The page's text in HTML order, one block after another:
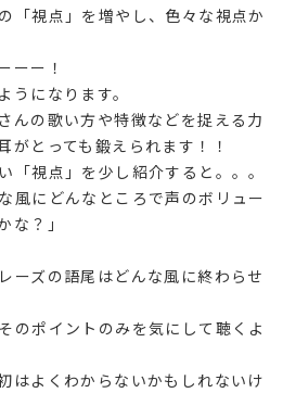
「視点」を増やし、色々な視点か
ーー！
うになります。
んの歌い方や特徴などを捉える力
がとっても鍛えられます！！
「視点」を少し紹介すると。。。
風にどんなところで声のボリュー
な？」
ーズの語尾はどんな風に終わらせ
のポイントのみを気にして聴くよ
はよくわからないかもしれないけ